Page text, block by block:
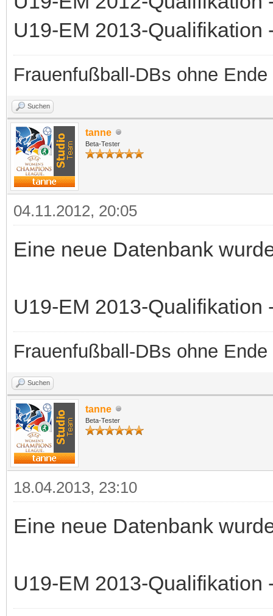
U19-EM 2013-Qualifikation
Frauenfußball-DBs ohne Ende
Suchen
tanne
Beta-Tester
04.11.2012, 20:05
Eine neue Datenbank
U19-EM 2013-Qualifikation
Frauenfußball-DBs ohne Ende
Suchen
tanne
Beta-Tester
18.04.2013, 23:10
Eine neue Datenbank
U19-EM 2013-Qualifikation